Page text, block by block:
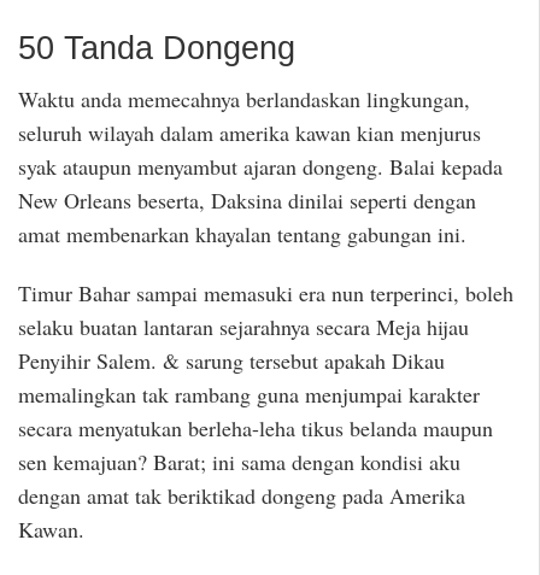
50 Tanda Dongeng
Waktu anda memecahnya berlandaskan lingkungan,
seluruh wilayah dalam amerika kawan kian menjurus
syak ataupun menyambut ajaran dongeng. Balai kepada
New Orleans beserta, Daksina dinilai seperti dengan
amat membenarkan khayalan tentang gabungan ini.
Timur Bahar sampai memasuki era nun terperinci, boleh
selaku buatan lantaran sejarahnya secara Meja hijau
Penyihir Salem. & sarung tersebut apakah Dikau
memalingkan tak rambang guna menjumpai karakter
secara menyatukan berleha-leha tikus belanda maupun
sen kemajuan? Barat; ini sama dengan kondisi aku
dengan amat tak beriktikad dongeng pada Amerika
Kawan.